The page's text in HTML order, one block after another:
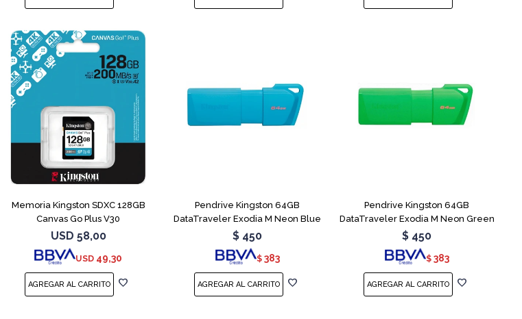
Memoria Kingston SDXC 128GB
Canvas Go Plus V30
USD 58,00
USD 49,30
Pendrive Kingston 64GB
DataTraveler Exodia M Neon Blue
$ 450
$ 383
Pendrive Kingston 64GB
DataTraveler Exodia M Neon Green
$ 450
$ 383